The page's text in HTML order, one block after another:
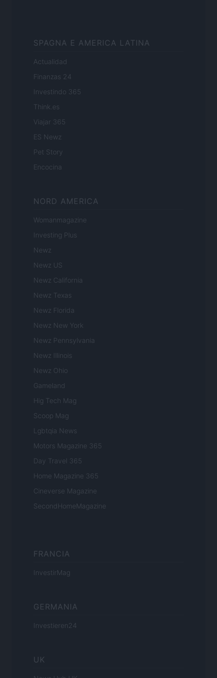
SPAGNA E AMERICA LATINA
Actualidad
Finanzas 24
Investindo 365
Think.es
Viajar 365
ES Newz
Pet Story
Encocina
NORD AMERICA
Womanmagazine
Investing Plus
Newz
Newz US
Newz California
Newz Texas
Newz Florida
Newz New York
Newz Pennsylvania
Newz Illinois
Newz Ohio
Gameland
Hig Tech Mag
Scoop Mag
Lgbtqia News
Motors Magazine 365
Day Travel 365
Home Magazine 365
Cineverse Magazine
SecondHomeMagazine
FRANCIA
InvestirMag
GERMANIA
Investieren24
UK